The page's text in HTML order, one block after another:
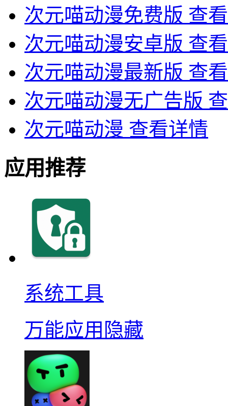
次元喵动漫免费版 查
次元喵动漫安卓版 查
次元喵动漫最新版 查
次元喵动漫无广告版
次元喵动漫 查看详情
应用推荐
系统工具
万能应用隐藏